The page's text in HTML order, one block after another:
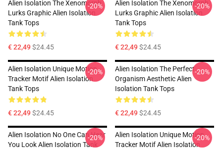
Alien Isolation The Xenomorph
Lurks Graphic Alien Isolation
Tank Tops
€ 22,49$24.45
-20%
Alien Isolation The Xenomorph
Lurks Graphic Alien Isolation
Tank Tops
€ 22,49$24.45
-20%
Alien Isolation Unique Motion
Tracker Motif Alien Isolation
Tank Tops
€ 22,49$24.45
-20%
Alien Isolation The Perfect
Organism Aesthetic Alien
Isolation Tank Tops
€ 22,49$24.45
-20%
Alien Isolation No One Can Hear
You Look Alien Isolation Tank
-20%
Alien Isolation Unique Motion
Tracker Motif Alien Isolation
-20%